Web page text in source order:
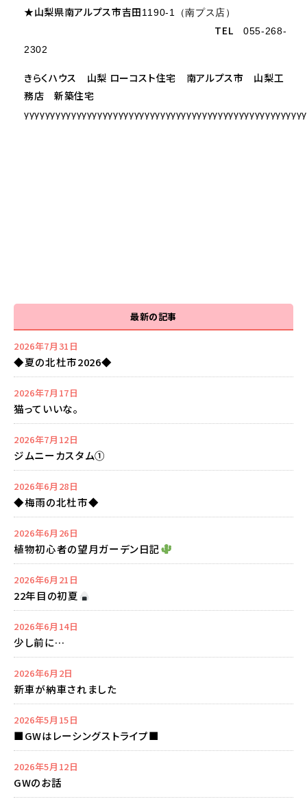
★山梨県南アルプス市吉田1190-1（南プス店）
TEL
055-268-
2302
きらくハウス 山梨 ローコスト住宅 南アルプス市 山梨工
務店 新築住宅
最新の記事
2026年7月31日
◆夏の北杜市2026◆
2026年7月17日
猫っていいな。
2026年7月12日
ジムニーカスタム①
2026年6月28日
◆梅雨の北杜市◆
2026年6月26日
植物初心者の望月ガーデン日記
2026年6月21日
22年目の初夏
2026年6月14日
少し前に…
2026年6月2日
新車が納車されました
2026年5月15日
■GWはレーシングストライプ■
2026年5月12日
GWのお話